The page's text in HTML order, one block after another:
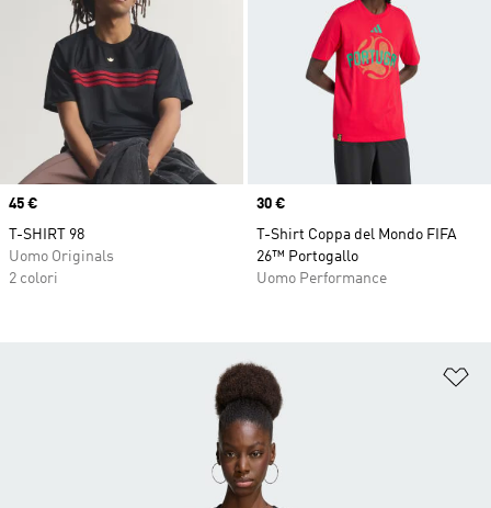
Price
45 €
T-SHIRT 98
Uomo Originals
2 colori
Price
30 €
T-Shirt Coppa del Mondo FIFA
26™ Portogallo
Uomo Performance